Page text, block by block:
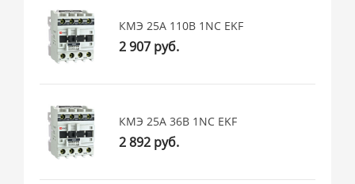
КМЭ 25А 110В 1NC EKF
2 907 руб.
КМЭ 25А 36В 1NC EKF
2 892 руб.